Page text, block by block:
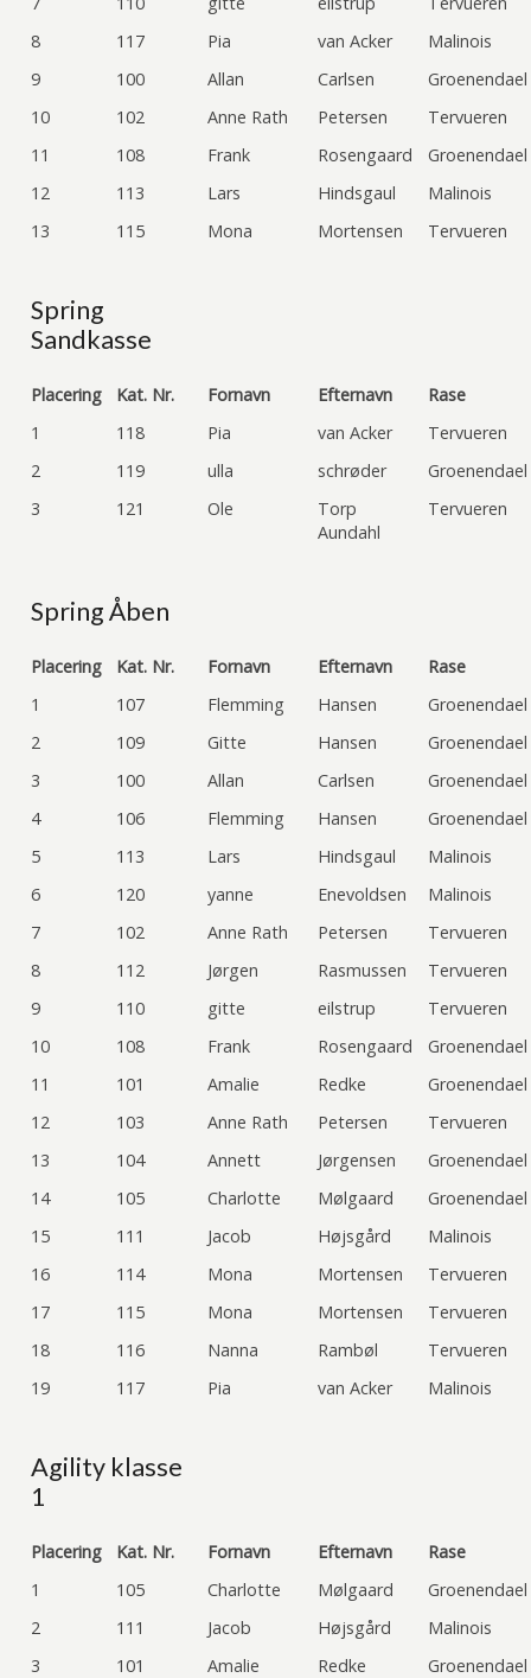
8
117 Pia van Acker
Malinois
9
100 Allan Carlsen
Groenendael
10
102 Anne Rath Petersen
Tervueren
11
108 Frank Rosengaard
Groenendael
12
113 Lars Hindsgaul
Malinois
13
115 Mona Mortensen Tervueren
Spring
Sandkasse
Placering Kat. Nr. Fornavn Efternavn
Rase
1
118 Pia van Acker
Tervueren
2
119 ulla schrøder
Groenendael
3
121 Ole
Torp
Aundahl
Tervueren
Spring Åben
Placering Kat. Nr. Fornavn Efternavn
Rase
1
107 Flemming Hansen
Groenendael
2
109 Gitte Hansen
Groenendael
3
100 Allan Carlsen
Groenendael
4
106 Flemming Hansen
Groenendael
5
113 Lars Hindsgaul
Malinois
6
120 yanne Enevoldsen
Malinois
7
102 Anne Rath Petersen
Tervueren
8
112 Jørgen Rasmussen
Tervueren
9
110 gitte eilstrup
Tervueren
10
108 Frank Rosengaard
Groenendael
11
101 Amalie Redke
Groenendael
12
103 Anne Rath Petersen
Tervueren
13
104 Annett Jørgensen
Groenendael
14
105 Charlotte Mølgaard
Groenendael
15
111 Jacob Højsgård
Malinois
16
114 Mona Mortensen
Tervueren
17
115 Mona Mortensen
Tervueren
18
116 Nanna Rambøl
Tervueren
19
117 Pia van Acker Malinois
Agility klasse
1
Placering Kat. Nr. Fornavn Efternavn
Rase
1
105 Charlotte Mølgaard
Groenendael
2
111 Jacob Højsgård
Malinois
3
101 Amalie Redke
Groenendael